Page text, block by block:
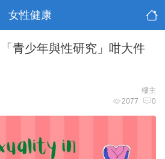
女性健康
青少年與性研究」咁大件
樓主
2077 0